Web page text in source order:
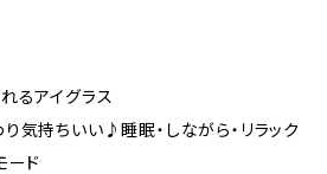
るアイグラス
気持ちいい♪睡眠・しながら・リラック
ード